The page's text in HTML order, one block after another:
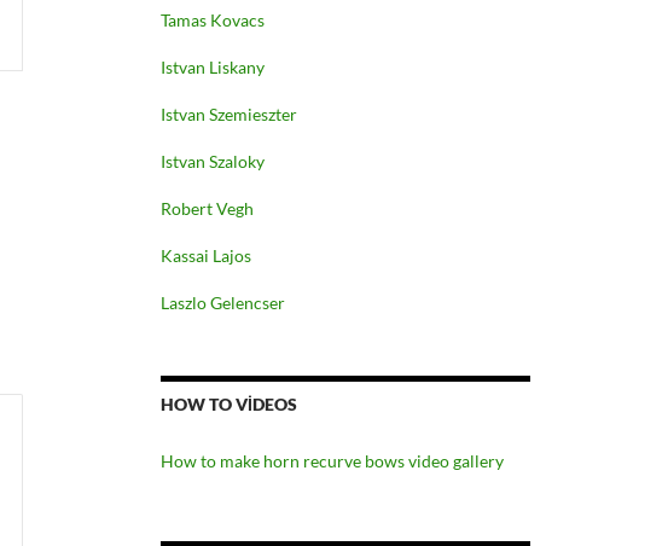
Tamas Kovacs
Istvan Liskany
Istvan Szemieszter
Istvan Szaloky
Robert Vegh
Kassai Lajos
Laszlo Gelencser
HOW TO VIDEOS
How to make horn recurve bows video gallery